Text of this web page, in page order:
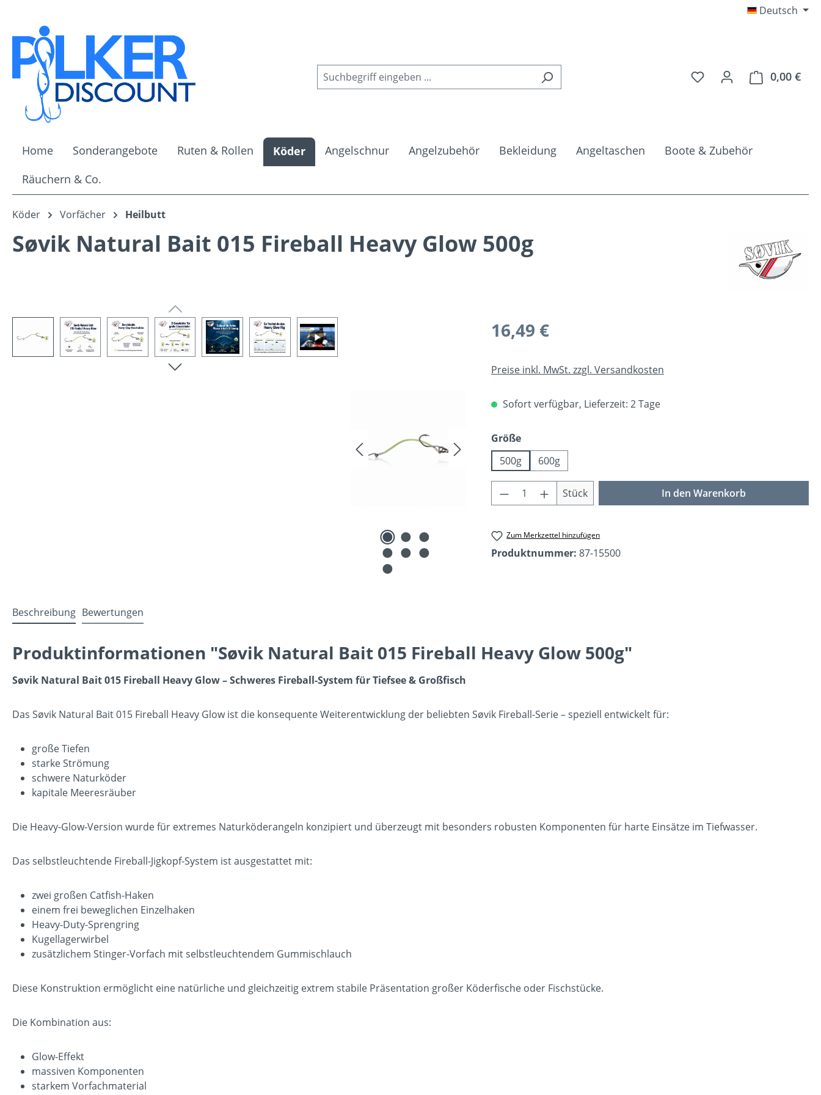
Deutsch
Du hast 0 Produkte auf
0,00 €
Home Sonderangebote Ruten & Rollen Köder Angelschnur Angelzubehör Bekleidung Angeltaschen
Boote & Zubehör
Räuchern & Co.
Köder Vorfächer Heilbutt
Søvik Natural Bait 015 Fireball Heavy Glow 500g
Bildergalerie überspringen Regulärer Preis:
16,49 €
Preise inkl. MwSt. zzgl. Versandkosten
Sofort verfügbar, Lieferzeit: 2 Tage
Größeauswählen
500g
600g
Produkt Anzahl: Gib den gewünschten Wert
Stück In den Warenkorb
Zum Merkzettel hinzufügen
Produktnummer: 87-15500
Beschreibung Bewertungen
Produktinformationen "Søvik Natural Bait 015 Fireball Heavy Glow 500g"
Søvik Natural Bait 015 Fireball Heavy Glow – Schweres Fireball-System für Tiefsee & Großfisch
Das Søvik Natural Bait 015 Fireball Heavy Glow ist die konsequente Weiterentwicklung der beliebten Søvik Fireball-Serie – speziell entwickelt für:
große Tiefen
starke Strömung
schwere Naturköder
kapitale Meeresräuber
Die Heavy-Glow-Version wurde für extremes Naturköderangeln konzipiert und überzeugt mit besonders robusten Komponenten für harte Einsätze im Tiefwasser.
Das selbstleuchtende Fireball-Jigkopf-System ist ausgestattet mit:
zwei großen Catfish-Haken
einem frei beweglichen Einzelhaken
Heavy-Duty-Sprengring
Kugellagerwirbel
zusätzlichem Stinger-Vorfach mit selbstleuchtendem Gummischlauch
Diese Konstruktion ermöglicht eine natürliche und gleichzeitig extrem stabile Präsentation großer Köderfische oder Fischstücke.
Die Kombination aus:
Glow-Effekt
massiven Komponenten
starkem Vorfachmaterial